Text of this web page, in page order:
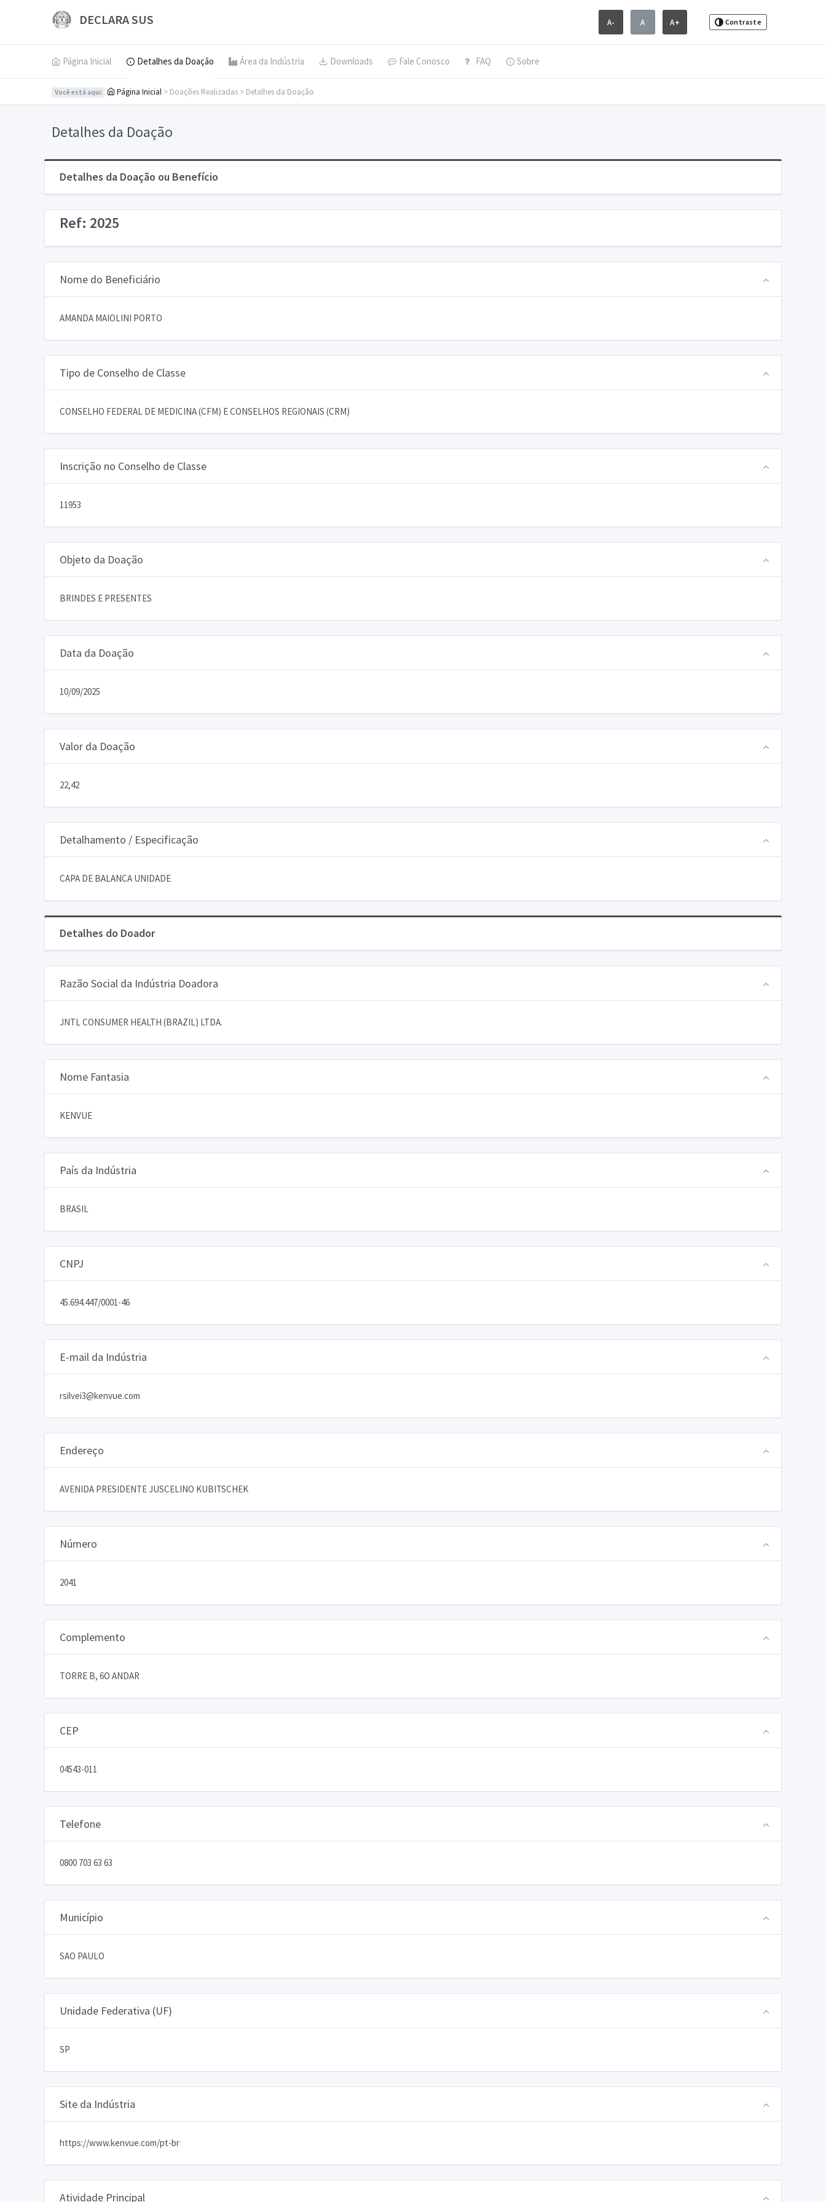
DECLARA SUS A- A A+ Contraste
Página Inicial Detalhes da Doação Área da Indústria Downloads Fale Conosco FAQ Sobre
Você está aqui: Página Inicial > Doações Realizadas > Detalhes da Doação
Detalhes da Doação
Detalhes da Doação ou Benefício
Ref: 2025
Nome do Beneficiário
AMANDA MAIOLINI PORTO
Tipo de Conselho de Classe
CONSELHO FEDERAL DE MEDICINA (CFM) E CONSELHOS REGIONAIS (CRM)
Inscrição no Conselho de Classe
11953
Objeto da Doação
BRINDES E PRESENTES
Data da Doação
10/09/2025
Valor da Doação
22,42
Detalhamento / Especificação
CAPA DE BALANCA UNIDADE
Detalhes do Doador
Razão Social da Indústria Doadora
JNTL CONSUMER HEALTH (BRAZIL) LTDA.
Nome Fantasia
KENVUE
País da Indústria
BRASIL
CNPJ
45.694.447/0001-46
E-mail da Indústria
rsilvei3@kenvue.com
Endereço
AVENIDA PRESIDENTE JUSCELINO KUBITSCHEK
Número
2041
Complemento
TORRE B, 6O ANDAR
CEP
04543-011
Telefone
0800 703 63 63
Município
SAO PAULO
Unidade Federativa (UF)
SP
Site da Indústria
https://www.kenvue.com/pt-br
Atividade Principal